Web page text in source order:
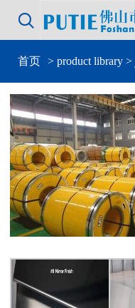

首页 > product library